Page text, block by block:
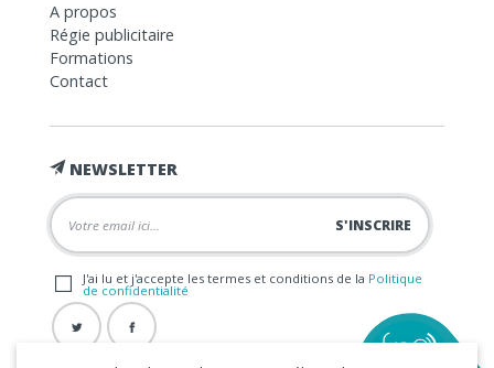
A propos
Régie publicitaire
Formations
Contact
NEWSLETTER
J'ai lu et j'accepte les termes et conditions de la Politique
de confidentialité